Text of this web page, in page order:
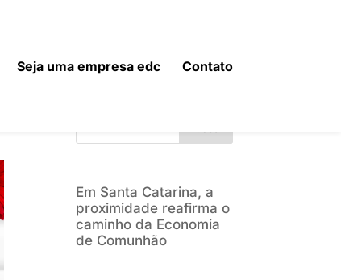
Seja uma empresa edc Contato
Em Santa Catarina, a
proximidade reafirma o
caminho da Economia
de Comunhão